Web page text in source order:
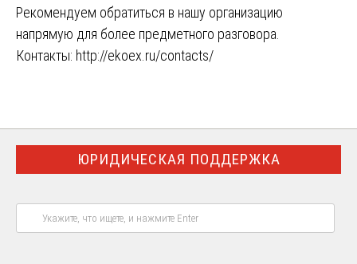
Рекомендуем обратиться в нашу организацию
напрямую для более предметного разговора.
Контакты: http://ekoex.ru/contacts/
ЮРИДИЧЕСКАЯ ПОДДЕРЖКА